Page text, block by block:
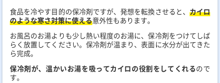
食品を冷やす目的の保冷剤ですが、発想を転換させると、 カイロ
のような寒さ対策に使える意外性もあります。
お風呂のお湯よりも少し熱い程度のお湯に、保冷剤をつけてしば
らく放置してください。保冷剤が温まり、表面に水分が出てきた
ら完成。
保冷剤が、温かいお湯を吸ってカイロの役割をしてくれるので
す。